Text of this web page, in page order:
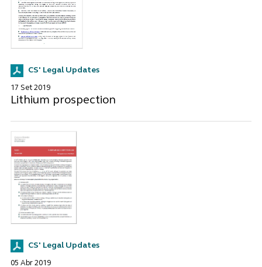
CS' Legal Updates
17 Set 2019
Lithium prospection
CS' Legal Updates
05 Abr 2019